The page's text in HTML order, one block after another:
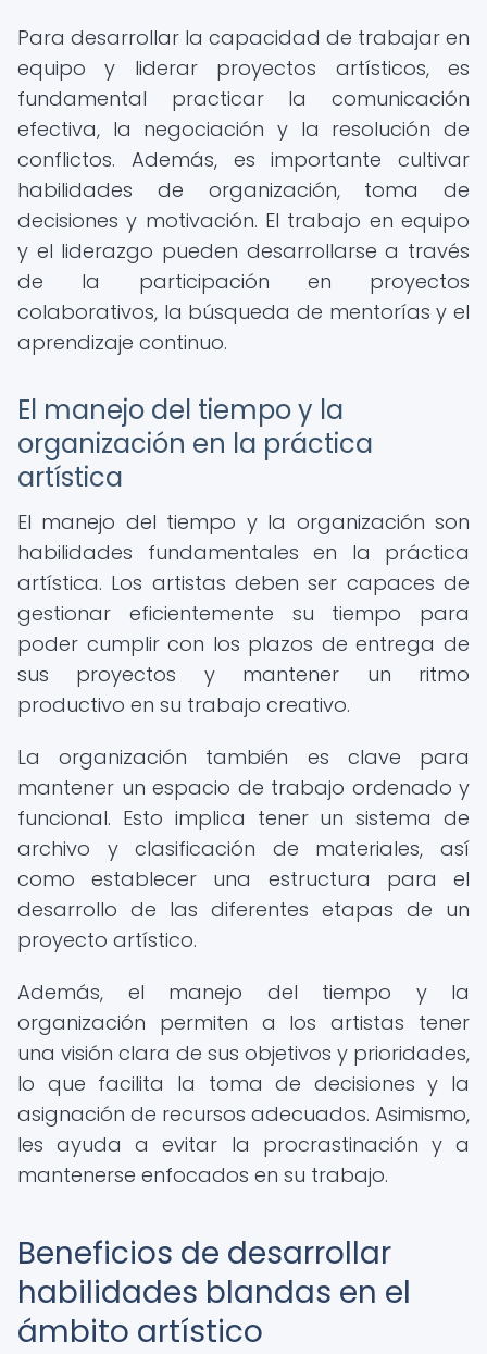
Para desarrollar la capacidad de trabajar en
equipo y liderar proyectos artísticos, es
fundamental practicar la comunicación
efectiva, la negociación y la resolución de
conflictos. Además, es importante cultivar
habilidades de organización, toma de
decisiones y motivación. El trabajo en equipo
y el liderazgo pueden desarrollarse a través
de la participación en proyectos
colaborativos, la búsqueda de mentorías y el
aprendizaje continuo.
El manejo del tiempo y la
organización en la práctica
artística
El manejo del tiempo y la organización son
habilidades fundamentales en la práctica
artística. Los artistas deben ser capaces de
gestionar eficientemente su tiempo para
poder cumplir con los plazos de entrega de
sus proyectos y mantener un ritmo
productivo en su trabajo creativo.
La organización también es clave para
mantener un espacio de trabajo ordenado y
funcional. Esto implica tener un sistema de
archivo y clasificación de materiales, así
como establecer una estructura para el
desarrollo de las diferentes etapas de un
proyecto artístico.
Además, el manejo del tiempo y la
organización permiten a los artistas tener
una visión clara de sus objetivos y prioridades,
lo que facilita la toma de decisiones y la
asignación de recursos adecuados. Asimismo,
les ayuda a evitar la procrastinación y a
mantenerse enfocados en su trabajo.
Beneficios de desarrollar
habilidades blandas en el
ámbito artístico